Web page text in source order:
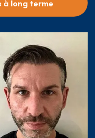
à long terme